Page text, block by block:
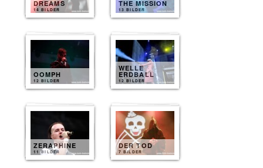
DREAMS
14 BILDER
THE MISSION
13 BILDER
OOMPH
12 BILDER
WELLE
ERDBALL
12 BILDER
ZERAPHINE
11 BILDER
DER TOD
7 BILDER